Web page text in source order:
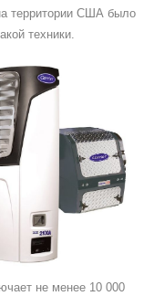
территории США было
техники.
не менее 10 000